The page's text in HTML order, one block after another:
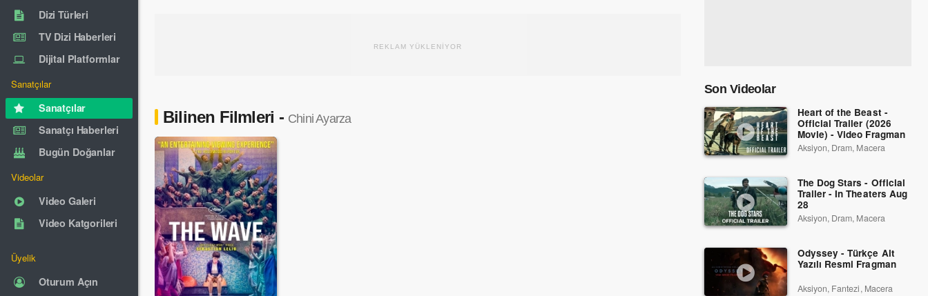
Dizi Türleri
TV Dizi Haberleri
Dijital Platformlar
Sanatçılar
Sanatçılar
Sanatçı Haberleri
Bugün Doğanlar
Videolar
Video Galeri
Video Katgorileri
Üyelik
Oturum Açın
REKLAM YÜKLENİYOR
Bilinen Filmleri - Chini Ayarza
Son Videolar
Heart of the Beast -
Official Trailer (2026
Movie) - Video Fragman
Aksiyon, Dram, Macera
The Dog Stars - Official
Trailer - In Theaters Aug
28
Aksiyon, Dram, Macera
Odyssey - Türkçe Alt
Yazılı Resmi Fragman
Aksiyon, Fantezi, Macera